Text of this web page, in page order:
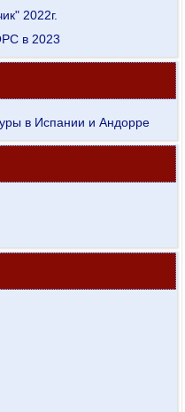
2022г.
в 2023
в Испании и Андорре